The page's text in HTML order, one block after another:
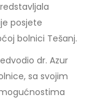
posjete
bolnici Tešanj.
dr. Azur
sa svojim